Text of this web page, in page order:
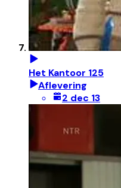
Het Kantoor 125
Aflevering
2 dec 13